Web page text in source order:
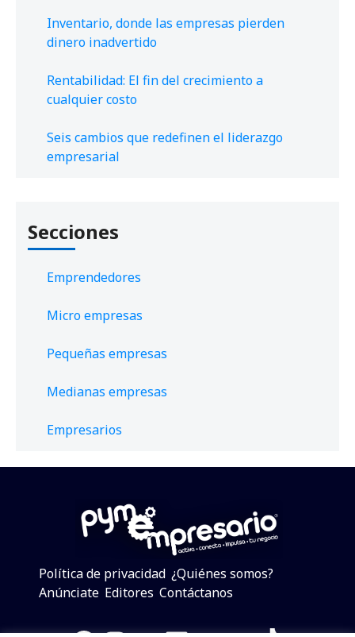
Inventario, donde las empresas pierden
dinero inadvertido
Rentabilidad: El fin del crecimiento a
cualquier costo
Seis cambios que redefinen el liderazgo
empresarial
Secciones
Emprendedores
Micro empresas
Pequeñas empresas
Medianas empresas
Empresarios
Política de privacidad ¿Quiénes somos?
Anúnciate Editores Contáctanos